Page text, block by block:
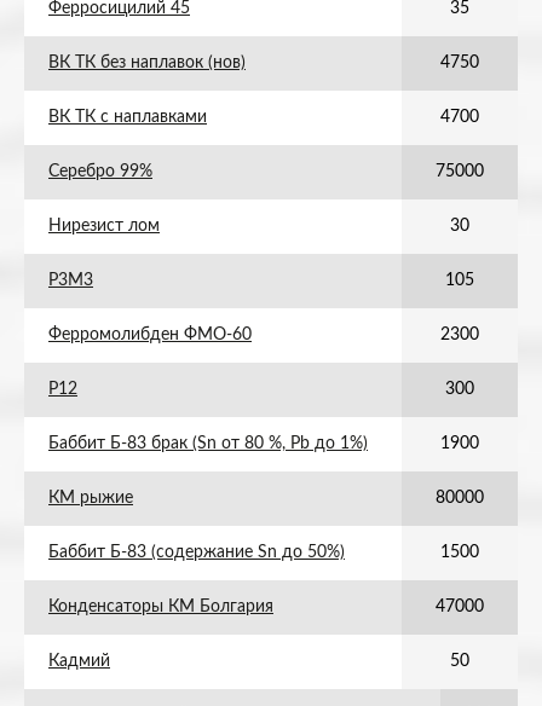
Ферросицилий 45 35
ВК ТК без наплавок (нов) 4750
ВК ТК с наплавками 4700
Серебро 99% 75000
Нирезист лом 30
Р3М3 105
Ферромолибден ФМО-60 2300
Р12 300
Баббит Б-83 брак (Sn от 80 %, Pb до 1%) 1900
КМ рыжие 80000
Баббит Б-83 (содержание Sn до 50%) 1500
Конденсаторы КМ Болгария 47000
Кадмий 50